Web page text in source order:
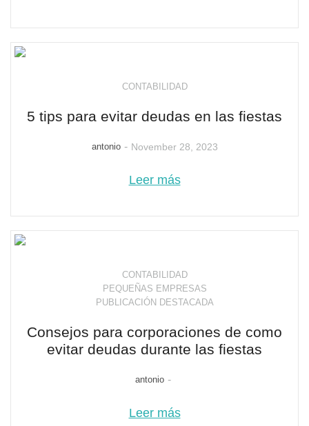
CONTABILIDAD
5 tips para evitar deudas en las fiestas
antonio - November 28, 2023
Leer más
CONTABILIDAD
PEQUEÑAS EMPRESAS
PUBLICACIÓN DESTACADA
Consejos para corporaciones de como
evitar deudas durante las fiestas
antonio -
Leer más